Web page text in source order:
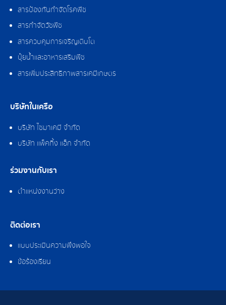
สารป้องกันกำจัดโรคพืช
สารกำจัดวัชพืช
สารควบคุมการเจริญเติบโต
ปุ๋ยน้ำและอาหารเสริมพืช
สารเพิ่มประสิทธิภาพสารเคมีเกษตร
บริษัทในเครือ
บริษัท ไซมาเคมี จำกัด
บริษัท แพ็คกิ้ง แอ็ก จำกัด
ร่วมงานกับเรา
ตำแหน่งงานว่าง
ติดต่อเรา
แบบประเมินความพึงพอใจ
ข้อร้องเรียน